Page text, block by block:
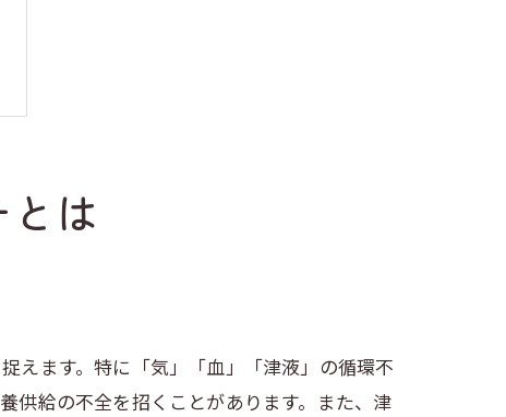
は
えます。特に「気」「血」「津液」の循環不
供給の不全を招くことがあります。また、津